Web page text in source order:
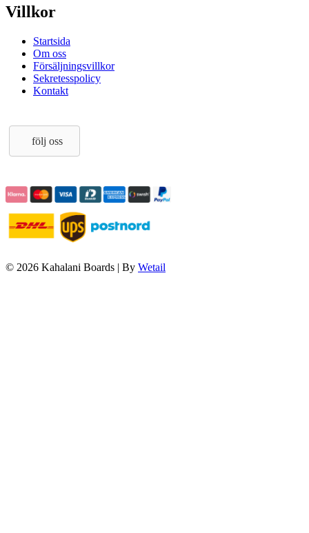
Villkor
Startsida
Om oss
Försäljningsvillkor
Sekretesspolicy
Kontakt
följ oss
© 2026 Kahalani Boards | By Wetail